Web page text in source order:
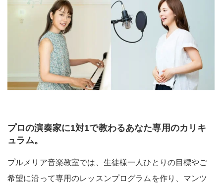
プロの演奏家に1対1で教わるあなた専用のカリキ
ュラム。
プルメリア音楽教室では、生徒様一人ひとりの目標やご
希望に沿って専用のレッスンプログラムを作り、マンツ